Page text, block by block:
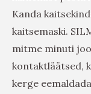
Kanda
kaitsemaski.
mitme minuti
kontaktläätsed,
kerge